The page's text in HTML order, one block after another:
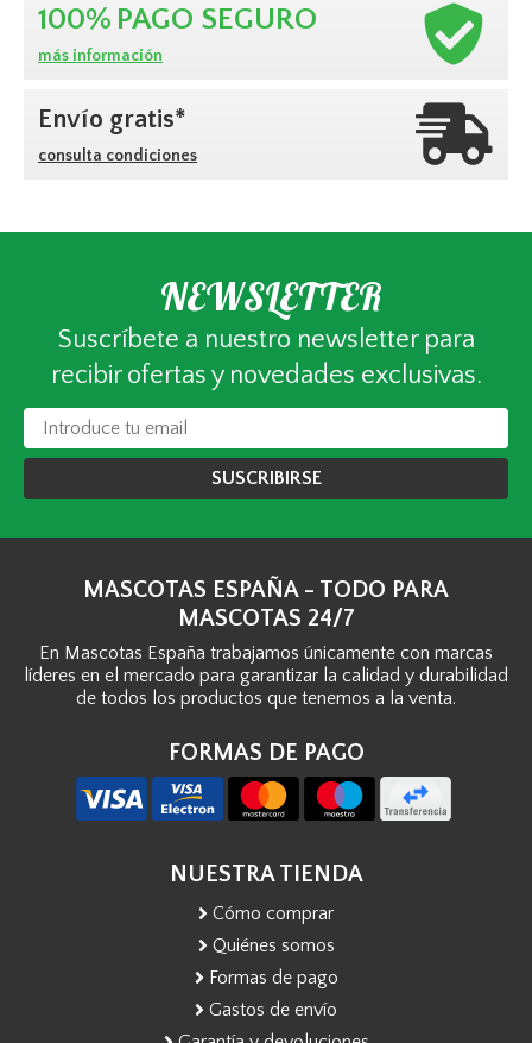
100% PAGO SEGURO
más información
Envío gratis*
consulta condiciones
NEWSLETTER
Suscríbete a nuestro newsletter para
recibir ofertas y novedades exclusivas.
SUSCRIBIRSE
MASCOTAS ESPAÑA - TODO PARA
MASCOTAS 24/7
En Mascotas España trabajamos únicamente con marcas
líderes en el mercado para garantizar la calidad y durabilidad
de todos los productos que tenemos a la venta.
FORMAS DE PAGO
NUESTRA TIENDA
Cómo comprar
Quiénes somos
Formas de pago
Gastos de envío